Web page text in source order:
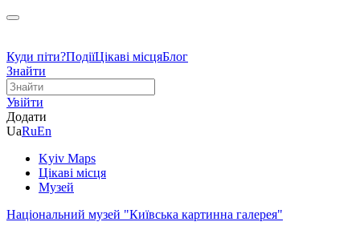
Куди піти?ПодіїЦікаві місцяБлог
Знайти
Увійти
Додати
UaRuEn
Kyiv Maps
Цікаві місця
Музей
Національний музей "Київська картинна галерея"